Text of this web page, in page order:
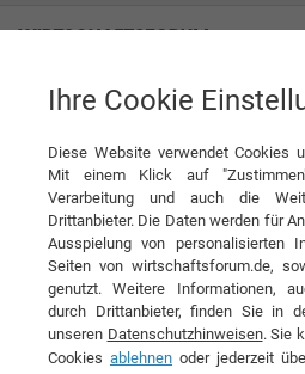
News IT-Dienstleister für
News
TWINSOFT GmbH & Co. KG Gesellschaft
DIESEN ARTIKEL
IT-Dienstleister
Ansprüche
Ihre Cookie
Diese Website verwendet Cookies
Mit einem Klick auf
Verarbeitung und auch die
Drittanbieter. Die Daten werden für
Ausspielung von personalisierten
Seiten von wirtschaftsforum.de,
genutzt. Weitere Informationen,
durch Drittanbieter, finden Sie in
unseren Datenschutzhinweisen. Sie
Cookies ablehnen oder jederzeit